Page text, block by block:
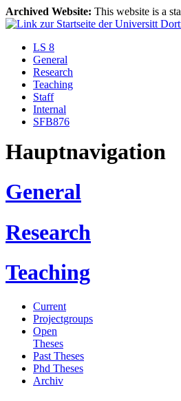
Archived Website: This website is a
LS 8
General
Research
Teaching
Staff
Internal
SFB876
Hauptnavigation
General
Research
Teaching
Current
Projectgroups
Open
Theses
Past Theses
Phd Theses
Archiv